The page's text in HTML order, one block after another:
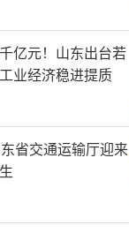
亿元！山东出台若
业经济稳进提质
省交通运输厅迎来